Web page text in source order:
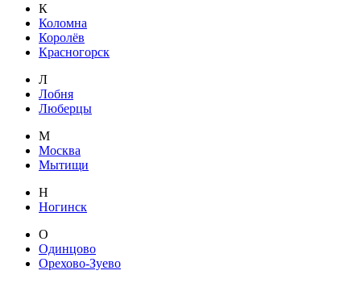
К
Коломна
Королёв
Красногорск
Л
Лобня
Люберцы
М
Москва
Мытищи
Н
Ногинск
О
Одинцово
Орехово-Зуево